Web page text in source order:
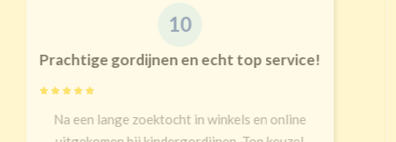
€34,95 per stuk
Goede kwaliteit en service!
Snelle levering, alles netjes aangekomen